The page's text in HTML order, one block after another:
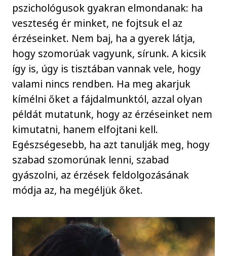
pszichológusok gyakran elmondanak: ha
veszteség ér minket, ne fojtsuk el az
érzéseinket. Nem baj, ha a gyerek látja,
hogy szomorúak vagyunk, sírunk. A kicsik
így is, úgy is tisztában vannak vele, hogy
valami nincs rendben. Ha meg akarjuk
kímélni őket a fájdalmunktól, azzal olyan
példát mutatunk, hogy az érzéseinket nem
kimutatni, hanem elfojtani kell.
Egészségesebb, ha azt tanulják meg, hogy
szabad szomorúnak lenni, szabad
gyászolni, az érzések feldolgozásának
módja az, ha megéljük őket.